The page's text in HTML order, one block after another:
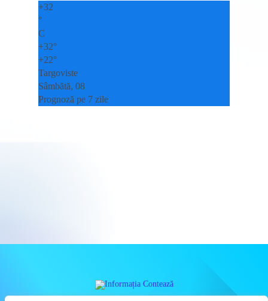
+32
°
C
+32°
+22°
Targoviste
Sâmbătă, 08
Prognoză pe 7 zile